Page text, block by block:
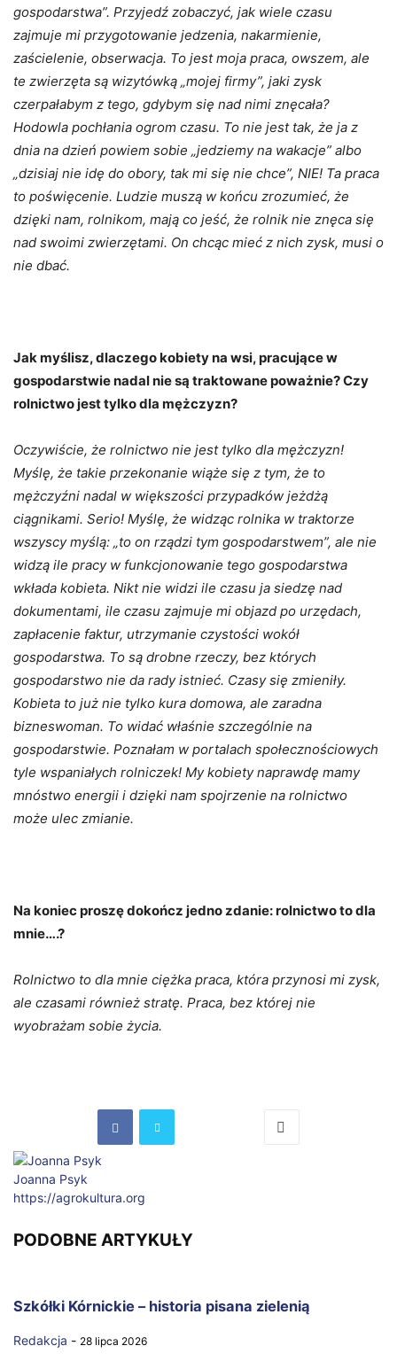
gospodarstwa”. Przyjedź zobaczyć, jak wiele czasu
zajmuje mi przygotowanie jedzenia, nakarmienie,
zaścielenie, obserwacja. To jest moja praca, owszem, ale
te zwierzęta są wizytówką „mojej firmy”, jaki zysk
czerpałabym z tego, gdybym się nad nimi znęcała?
Hodowla pochłania ogrom czasu. To nie jest tak, że ja z
dnia na dzień powiem sobie „jedziemy na wakacje” albo
„dzisiaj nie idę do obory, tak mi się nie chce”, NIE! Ta praca
to poświęcenie. Ludzie muszą w końcu zrozumieć, że
dzięki nam, rolnikom, mają co jeść, że rolnik nie znęca się
nad swoimi zwierzętami. On chcąc mieć z nich zysk, musi o
nie dbać.
Jak myślisz, dlaczego kobiety na wsi, pracujące w
gospodarstwie nadal nie są traktowane poważnie? Czy
rolnictwo jest tylko dla mężczyzn?
Oczywiście, że rolnictwo nie jest tylko dla mężczyzn!
Myślę, że takie przekonanie wiąże się z tym, że to
mężczyźni nadal w większości przypadków jeżdżą
ciągnikami. Serio! Myślę, że widząc rolnika w traktorze
wszyscy myślą: „to on rządzi tym gospodarstwem”, ale nie
widzą ile pracy w funkcjonowanie tego gospodarstwa
wkłada kobieta. Nikt nie widzi ile czasu ja siedzę nad
dokumentami, ile czasu zajmuje mi objazd po urzędach,
zapłacenie faktur, utrzymanie czystości wokół
gospodarstwa. To są drobne rzeczy, bez których
gospodarstwo nie da rady istnieć. Czasy się zmieniły.
Kobieta to już nie tylko kura domowa, ale zaradna
bizneswoman. To widać właśnie szczególnie na
gospodarstwie. Poznałam w portalach społecznościowych
tyle wspaniałych rolniczek! My kobiety naprawdę mamy
mnóstwo energii i dzięki nam spojrzenie na rolnictwo
może ulec zmianie.
Na koniec proszę dokończ jedno zdanie: rolnictwo to dla
mnie….?
Rolnictwo to dla mnie ciężka praca, która przynosi mi zysk,
ale czasami również stratę. Praca, bez której nie
wyobrażam sobie życia.
Joanna Psyk
https://agrokultura.org
PODOBNE ARTYKUŁY
Szkółki Kórnickie – historia pisana zielenią
Redakcja - 28 lipca 2026